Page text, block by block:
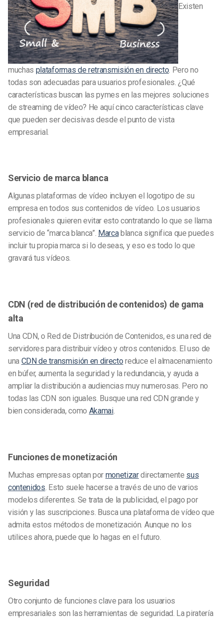
Existen
muchas plataformas de retransmisión en directo. Pero no
todas son adecuadas para usuarios profesionales. ¿Qué
características buscan las pymes en las mejores soluciones
de streaming de vídeo? He aquí cinco características clave
que pueden ser decisivas desde el punto de vista
empresarial.
Servicio de marca blanca
Algunas plataformas de vídeo incluyen el logotipo de su
empresa en todos sus contenidos de vídeo. Los usuarios
profesionales quieren evitar esto contratando lo que se llama
servicio de “marca blanca”. Marcablanca significa que puedes
incluir tu propia marca si lo deseas, y eso es todo lo que
gravará tus vídeos.
CDN (red de distribución de contenidos) de gama
alta
Una CDN, o Red de Distribución de Contenidos, es una red de
servidores para distribuir vídeo y otros contenidos. El uso de
una CDN de transmisión en directo reduce el almacenamiento
en búfer, aumenta la seguridad y la redundancia, y ayuda a
ampliar la distribución a audiencias muy numerosas. Pero no
todas las CDN son iguales. Busque una red CDN grande y
bien considerada, como Akamai.
Funciones de monetización
Muchas empresas optan por monetizardirectamente sus
contenidos . Esto suele hacerse a través de uno de varios
modelos diferentes. Se trata de la publicidad, el pago por
visión y las suscripciones. Busca una plataforma de vídeo que
admita estos métodos de monetización. Aunque no los
utilices ahora, puede que lo hagas en el futuro.
Seguridad
Otro conjunto de funciones clave para los usuarios
empresariales son las herramientas de seguridad. La piratería